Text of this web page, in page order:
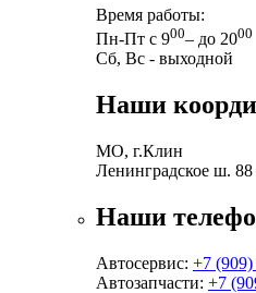
Время работы:
Пн-Пт с 900– до 2000
Сб, Вс - выходной
Наши
МО, г.Клин
Ленинградское ш.
Наши
Автосервис: +7
Автозапчасти: +7